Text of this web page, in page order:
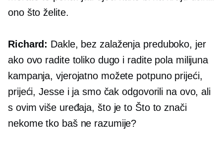
ono što želite.
Richard: Dakle, bez zalaženja preduboko, jer
ako ovo radite toliko dugo i radite pola milijuna
kampanja, vjerojatno možete potpuno prijeći,
prijeći, Jesse i ja smo čak odgovorili na ovo, ali
s ovimviše uređaja, što je to Što to znači
nekome tko baš ne razumije?